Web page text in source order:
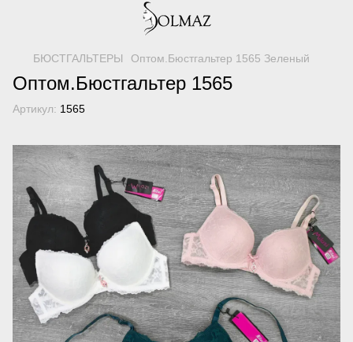
БЮСТГАЛЬТЕРЫ Оптом.Бюстгальтер 1565 Зеленый
Оптом.Бюстгальтер 1565
Артикул: 1565